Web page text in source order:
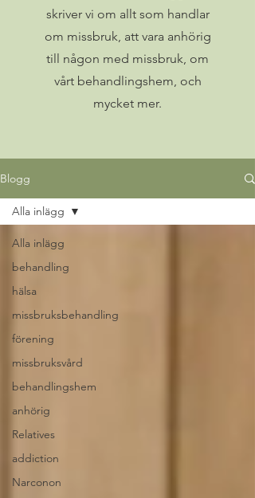
skriver vi om allt som handlar
om missbruk, att vara anhörig
till någon med missbruk, om
vårt behandlingshem, och
mycket mer.
Blogg
Alla inlägg
behandling
hälsa
missbruksbehandling
förening
missbruksvård
behandlingshem
anhörig
Relatives
addiction
Narconon
Alla inlägg